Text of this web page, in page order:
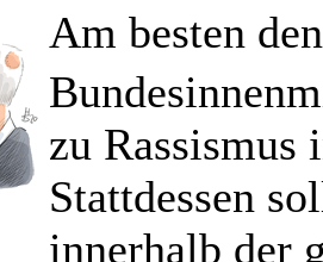
Am besten
zu Rassismus
Stattdessen
innerhalb der